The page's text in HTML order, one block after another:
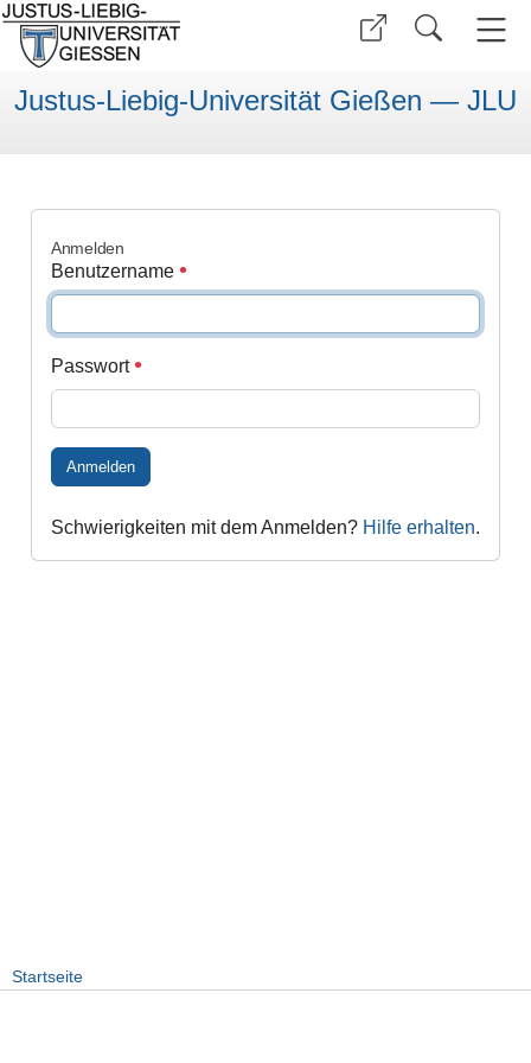
Justus-Liebig-Universität Gießen — JLU
Anmelden
Benutzername
Passwort
Anmelden
Schwierigkeiten mit dem Anmelden? Hilfe erhalten.
Startseite